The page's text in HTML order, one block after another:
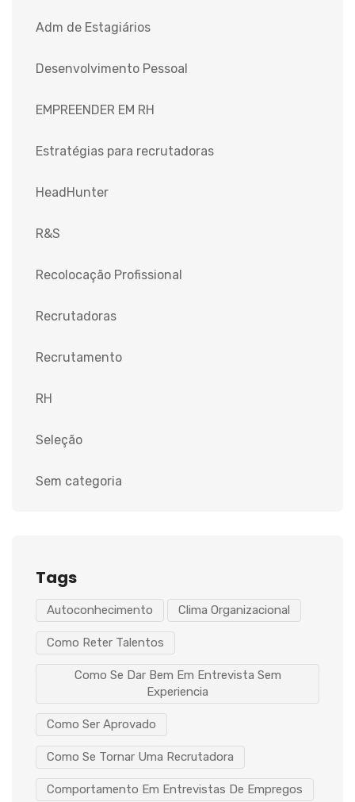
Adm de Estagiários
Desenvolvimento Pessoal
EMPREENDER EM RH
Estratégias para recrutadoras
HeadHunter
R&S
Recolocação Profissional
Recrutadoras
Recrutamento
RH
Seleção
Sem categoria
Tags
Autoconhecimento Clima Organizacional
Como Reter Talentos
Como Se Dar Bem Em Entrevista Sem
Experiencia
Como Ser Aprovado
Como Se Tornar Uma Recrutadora
Comportamento Em Entrevistas De Empregos